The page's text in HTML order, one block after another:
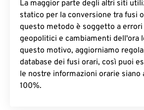
La maggior parte degli altri siti
statico per la conversione tra fusi
questo metodo è soggetto a
geopolitici e cambiamenti dell'ora
questo motivo, aggiorniamo
database dei fusi orari, così puoi
le nostre informazioni orarie siano
100%.